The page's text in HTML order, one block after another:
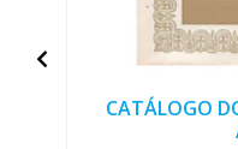
CATÁLOGO